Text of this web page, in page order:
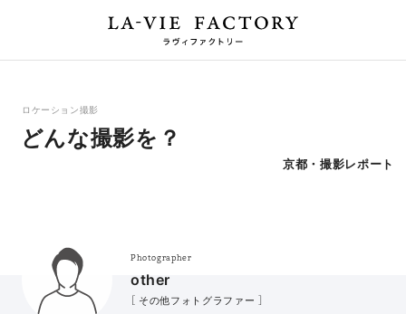
ロケーション撮影
どんな撮影を？
京都・撮影レポート
Photographer
other
［ その他フォトグラファー ］